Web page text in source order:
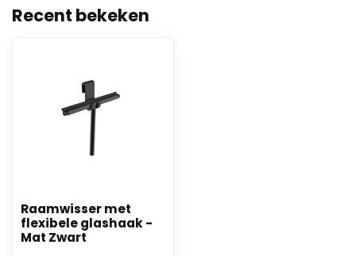
Recent bekeken
Raamwisser met
flexibele glashaak -
Mat Zwart